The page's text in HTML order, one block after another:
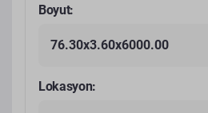
Boyut:
76.30x3.60x6000.00
Lokasyon: